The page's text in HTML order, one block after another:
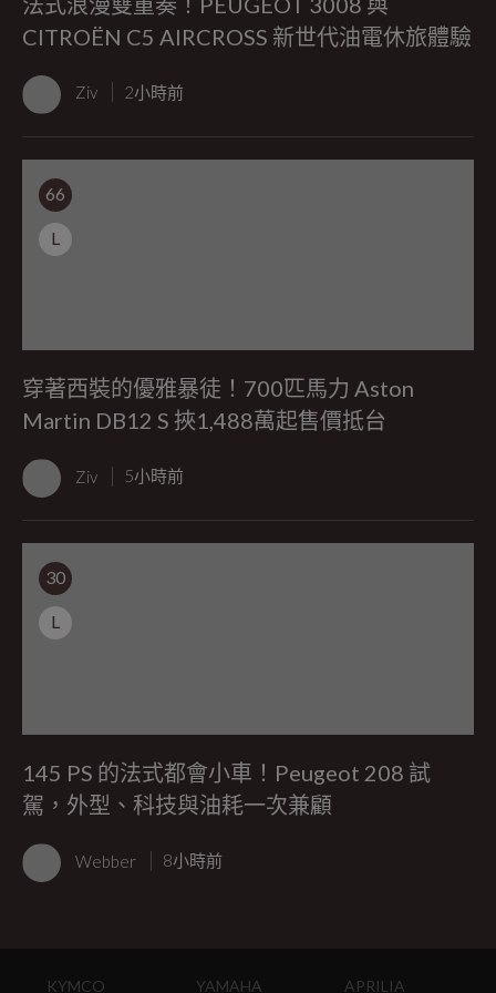
CITROËN C5 AIRCROSS 新世代油電休旅體驗
Ziv 2小時前
66
L
穿著西裝的優雅暴徒！700匹馬力 Aston
Martin DB12 S 挾1,488萬起售價抵台
Ziv 5小時前
30
L
145 PS 的法式都會小車！Peugeot 208 試
駕，外型、科技與油耗一次兼顧
Webber 8小時前
KYMCO YAMAHA APRILIA